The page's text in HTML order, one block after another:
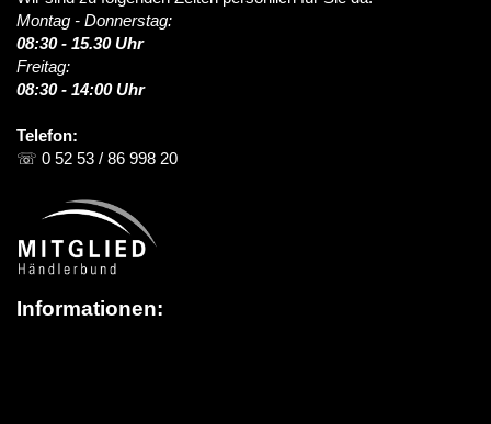
Montag - Donnerstag:
08:30 - 15.30 Uhr
Freitag:
08:30 - 14:00 Uhr
Telefon:
☏ 0 52 53 / 86 998 20
Informationen: